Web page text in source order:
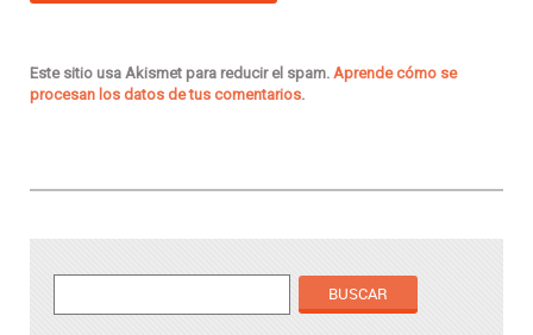
Este sitio usa Akismet para reducir el spam. Aprende cómo se
procesan los datos de tus comentarios.